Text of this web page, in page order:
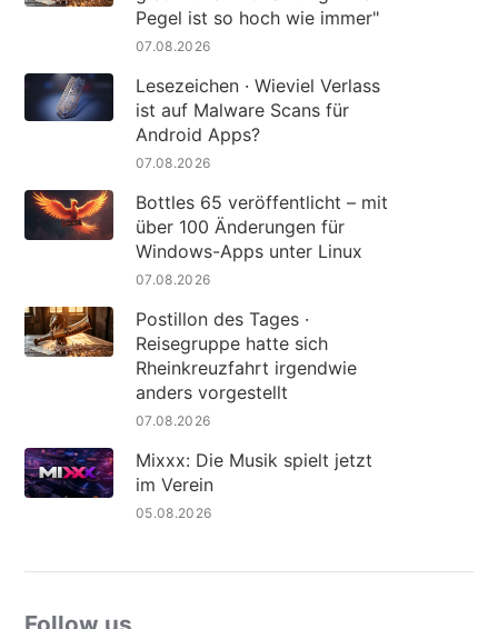
Pegel ist so hoch wie immer"
07.08.2026
Lesezeichen · Wieviel Verlass
ist auf Malware Scans für
Android Apps?
07.08.2026
Bottles 65 veröffentlicht – mit
über 100 Änderungen für
Windows-Apps unter Linux
07.08.2026
Postillon des Tages ·
Reisegruppe hatte sich
Rheinkreuzfahrt irgendwie
anders vorgestellt
07.08.2026
Mixxx: Die Musik spielt jetzt
im Verein
05.08.2026